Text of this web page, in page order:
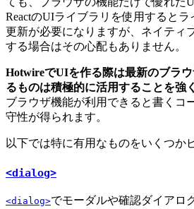
ReactのUIライブラリを使用すると
更新が必要になりますが、ネイティ
する場合はその心配もありません。
HotwireでUIを作る際は最新のブラ
るものは積極的に活用することを強
ブラウザ機能が利用できると書くコ
守性が得られます。
以下では特に有用なものをいくつか
<dialog>
<dialog>でモーダルや確認ダイアロ